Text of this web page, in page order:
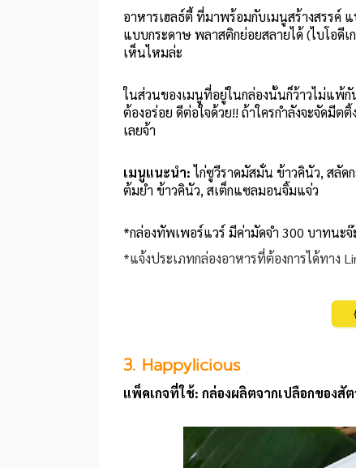
อาหารเฮลธ์ตี้ ที่มาพร้อมกับเมนูสร้างสรรค์
แบบกระดาษ พลาสติกย่อยสลายได้ (ไบโอดี
เห็นไหมล่ะ
ในส่วนของเมนูที่อยู่ในกล่องนั้นก็ว้าวไม่แพ้
ต้องอร่อย ดีต่อใจด้วย!! ถ้าใครกำลังจะจัดมี
เลยจ้า
เมนูแนะนำ:ไก่ซูวีราดมัสมั่น ข้าวคินัว, สลัด
ต้มยำ ข้าวคินัว, สเต็กแซลมอนจิ้มแจ่ว
*กล่องทัพเพอร์แวร์ มีค่ามัดจำ 300 บาทนะจ๊
*แจ้งประเภทกล่องอาหารที่ต้องการได้ทาง
3. Happylicious
แพ็คเกจที่ใช้: กล่องผลิตจากเปลือกของสั